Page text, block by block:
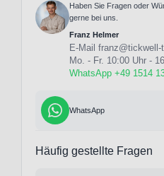
Haben Sie Fragen oder
gerne bei uns.
Franz Helmer
E-Mail franz@tickwell-
Mo. - Fr. 10:00 Uhr -
WhatsApp +49 1514
WhatsApp
Häufig gestellte Fragen